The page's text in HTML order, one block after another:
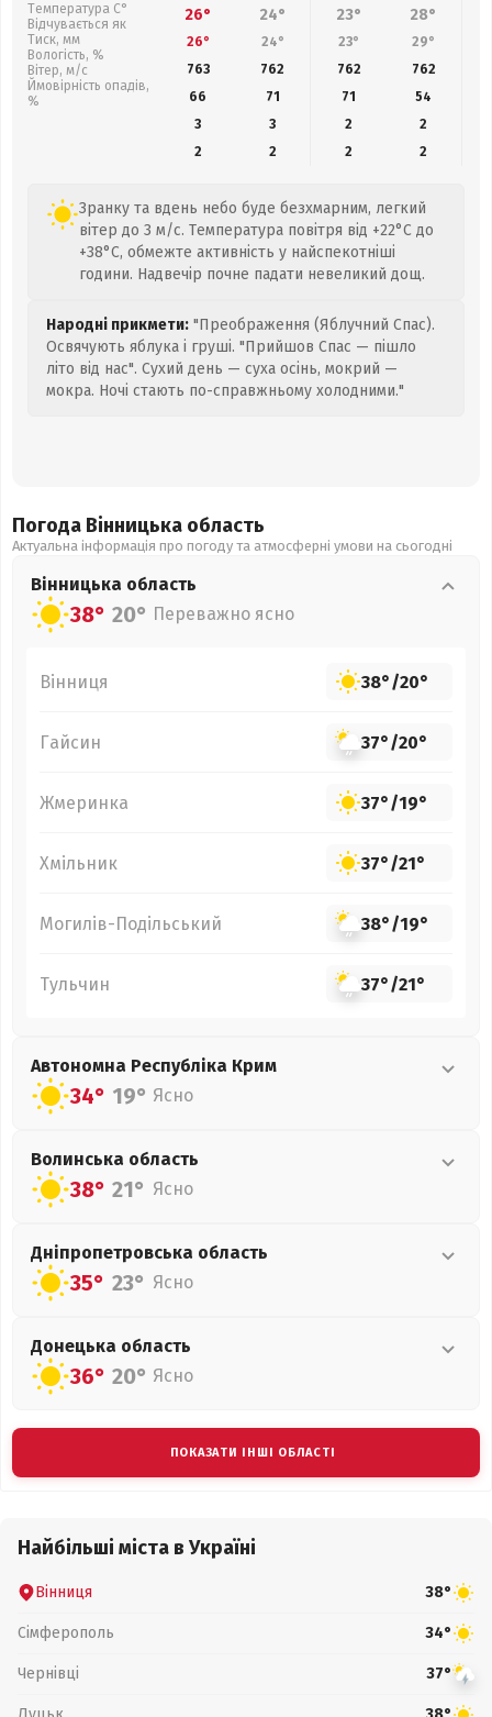
Температура С°
Відчувається як
Тиск, мм
Вологість, %
Вітер, м/с
Ймовірність опадів,
%
26° 24° 23° 28°
26° 24° 23° 29°
763
762 762 762
66
71 71 54
3
3 2
2
2
2 2 2
Зранку та вдень небо буде безхмарним, легкий
вітер до 3 м/с. Температура повітря від +22°C до
+38°C, обмежте активність у найспекотніші
години. Надвечір почне падати невеликий дощ.
Народні прикмети: "Преображення (Яблучний Спас).
Освячують яблука і груші. "Прийшов Спас — пішло
літо від нас". Сухий день — суха осінь, мокрий —
мокра. Ночі стають по-справжньому холодними."
Погода Вінницька область
Актуальна інформація про погоду та атмосферні умови на сьогодні
Вінницька область
38° 20° Переважно ясно
Вінниця 38°/20°
Гайсин 37°/20°
Жмеринка 37°/19°
Хмільник 37°/21°
Могилів-Подільський 38°/19°
Тульчин 37°/21°
Автономна Республіка Крим
34° 19° Ясно
Волинська область
38° 21° Ясно
Дніпропетровська область
35° 23° Ясно
Донецька область
36° 20° Ясно
ПОКАЗАТИ ІНШІ ОБЛАСТІ
Найбільші міста в Україні
Вінниця 38°
Сімферополь 34°
Чернівці 37°